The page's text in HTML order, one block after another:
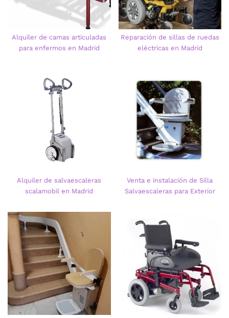
Alquiler de camas articuladas
para enfermos en Madrid
Reparación de sillas de ruedas
eléctricas en Madrid
Alquiler de salvaescaleras
scalamobil en Madrid
Venta e instalación de Silla
Salvaescaleras para Exterior